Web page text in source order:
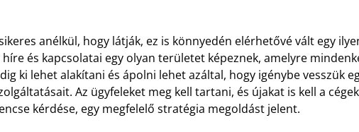
anélkül, hogy látják, ez is könnyedén elérhetővé vált egy
és kapcsolatai egy olyan területet képeznek, amelyre
ki lehet alakítani és ápolni lehet azáltal, hogy igénybe vesszük
Az ügyfeleket meg kell tartani, és újakat is kell a
kérdése, egy megfelelő stratégia megoldást jelent.